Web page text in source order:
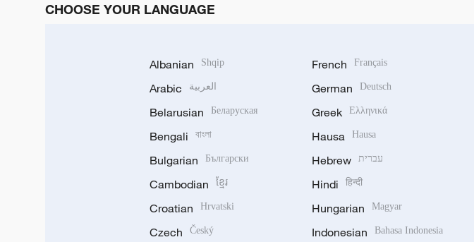
CHOOSE YOUR LANGUAGE
Albanian Shqip
Arabic العربية
Belarusian Беларуская
Bengali বাংলা
Bulgarian Български
Cambodian ខ្មែរ
Croatian Hrvatski
Czech Český
French Français
German Deutsch
Greek Ελληνικά
Hausa Hausa
Hebrew עברית
Hindi हिन्दी
Hungarian Magyar
Indonesian Bahasa Indonesia